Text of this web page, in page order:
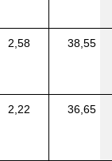
2,58 38,55
2,22 36,65